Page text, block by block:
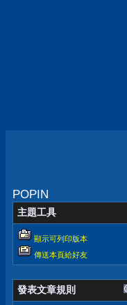
POPIN
主題工具
顯示可列印版本
傳送本頁給好友
發表文章規則